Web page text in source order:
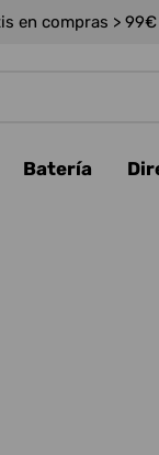
en compras > 99€
Batería